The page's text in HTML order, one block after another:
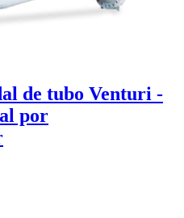
de tubo Venturi -
por